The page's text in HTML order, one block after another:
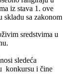
iz stava 1. ove
skladu sa zakonom
sredstvima u
sledeća
konkursu i čine